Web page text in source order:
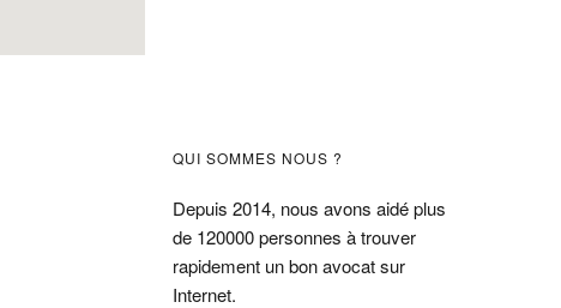
Barre
latérale
principale
QUI SOMMES NOUS ?
Depuis 2014, nous avons aidé plus
de 120000 personnes à trouver
rapidement un bon avocat sur
Internet.